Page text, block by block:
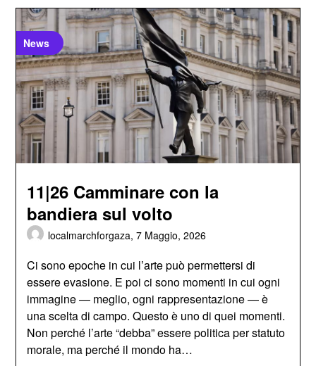
News
11|26 Camminare con la
bandiera sul volto
localmarchforgaza,7 Maggio, 2026
Ci sono epoche in cui l’arte può permettersi di
essere evasione. E poi ci sono momenti in cui ogni
immagine — meglio, ogni rappresentazione — è
una scelta di campo. Questo è uno di quei momenti.
Non perché l’arte “debba” essere politica per statuto
morale, ma perché il mondo ha…